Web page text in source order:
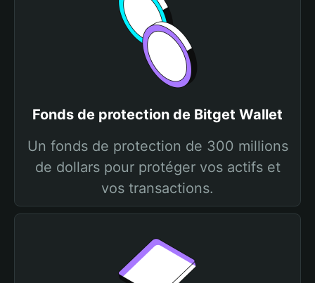
Fonds de protection de Bitget Wallet
Un fonds de protection de 300 millions
de dollars pour protéger vos actifs et
vos transactions.